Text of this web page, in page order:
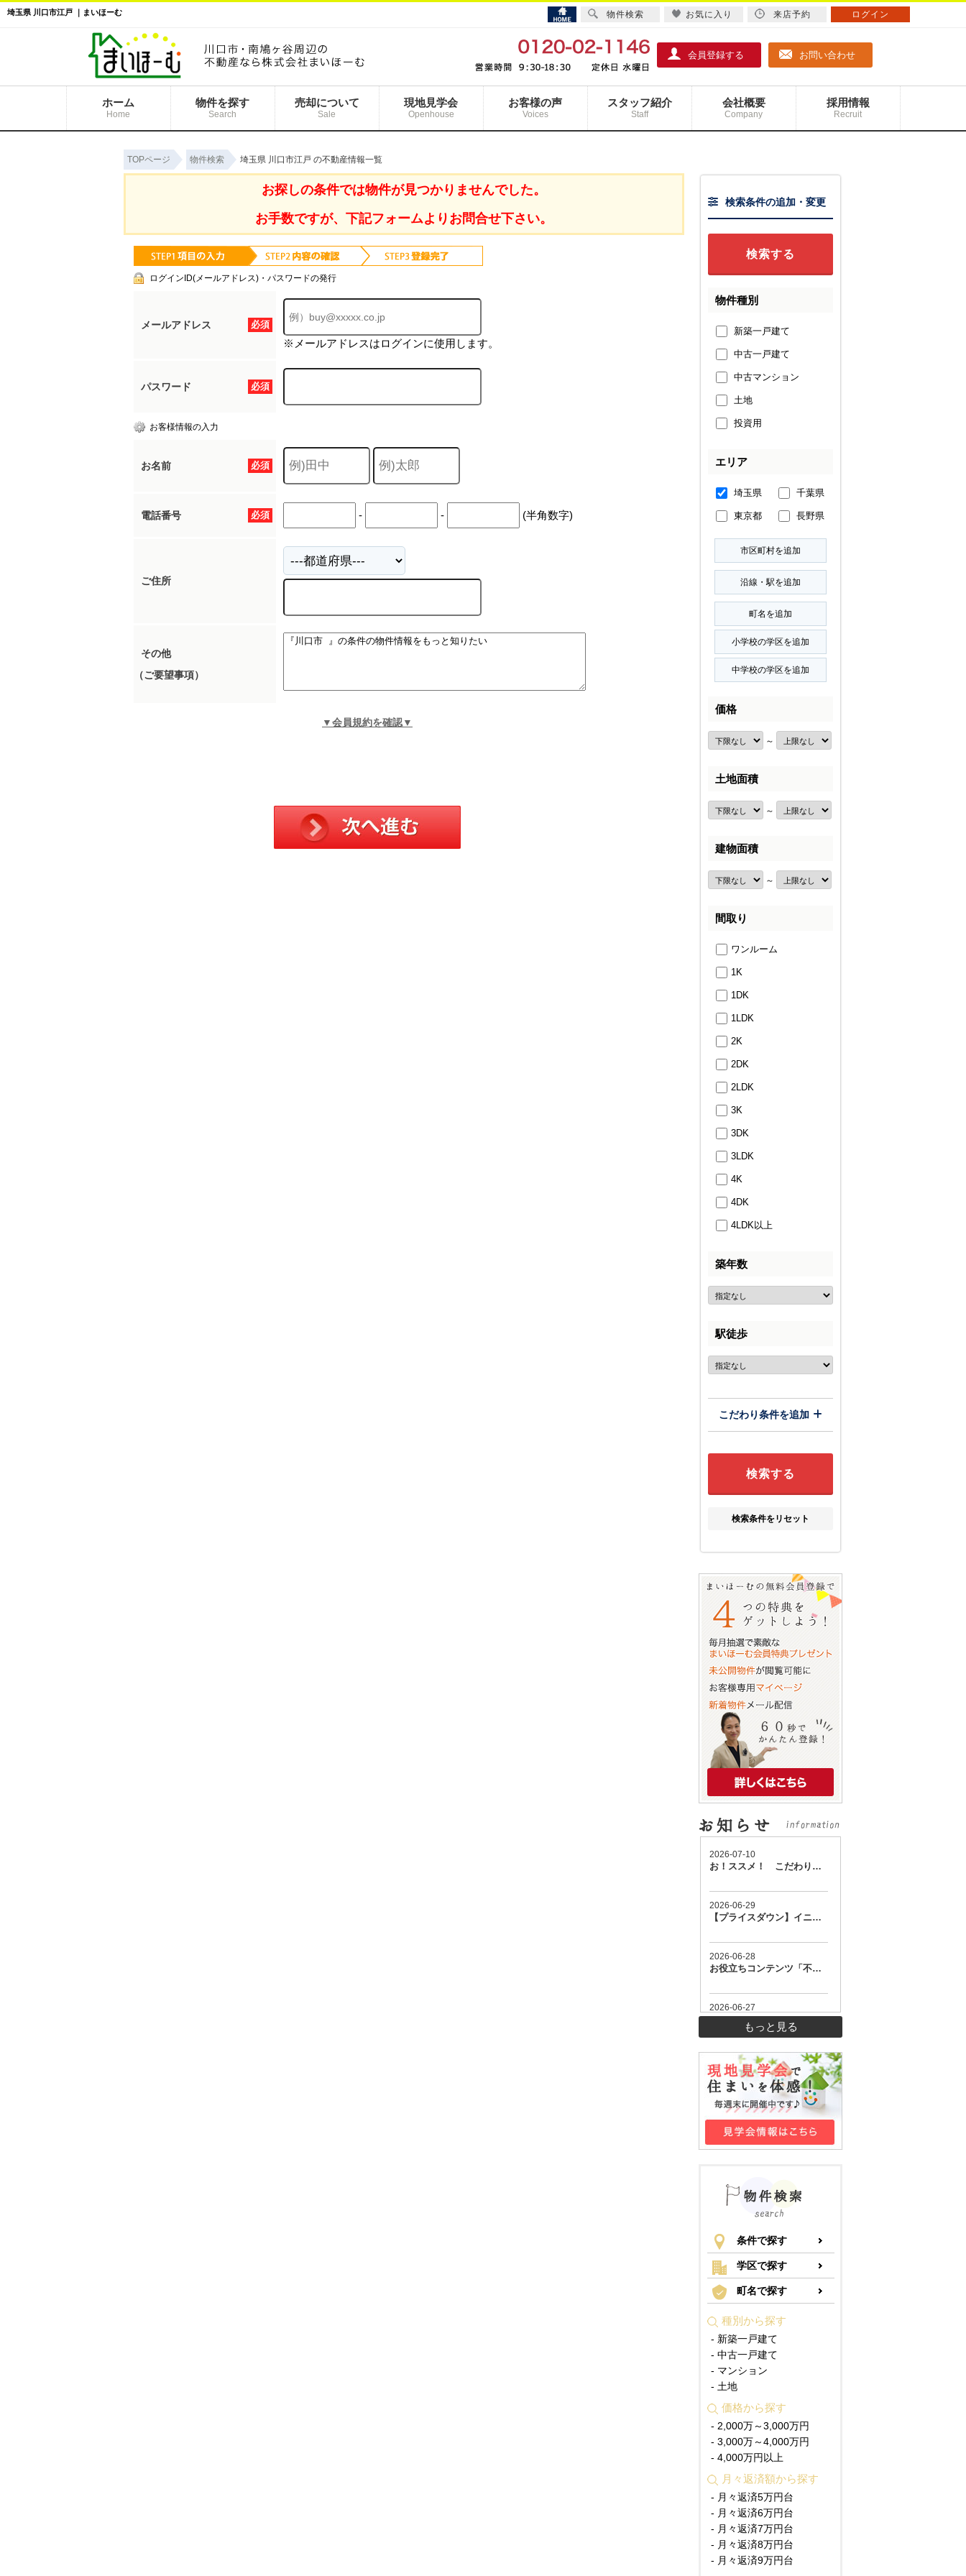
埼玉県 川口市江戸 ｜まいほーむ
会員登録する お問い合わせ
ホーム
Home
物件を探す
Search
売却について
Sale
現地見学会
Openhouse
お客様の声
Voices
スタッフ紹介
Staff
会社概要
Company
採用情報
Recruit
TOPページ 物件検索 埼玉県 川口市江戸 の不動産情報一覧
お探しの条件では物件が見つかりませんでした。
お手数ですが、下記フォームよりお問合せ下さい。
ログインID(メールアドレス)・パスワードの発行
必須
メールアドレス
※メールアドレスはログインに使用します。
必須
パスワード
お客様情報の入力
必須
お名前
必須
電話番号 - - (半角数字)
ご住所
その他
（ご要望事項）
▼会員規約を確認▼
検索条件の追加・変更
物件種別
新築一戸建て
中古一戸建て
中古マンション
土地
投資用
エリア
埼玉県 千葉県
東京都 長野県
価格
～
土地面積
～
建物面積
～
間取り
ワンルーム
1K
1DK
1LDK
2K
2DK
2LDK
3K
3DK
3LDK
4K
4DK
4LDK以上
築年数
駅徒歩
こだわり条件を追加
検索条件をリセット
もっと見る
条件で探す
学区で探す
町名で探す
種別から探す
- 新築一戸建て
- 中古一戸建て
- マンション
- 土地
価格から探す
- 2,000万～3,000万円
- 3,000万～4,000万円
- 4,000万円以上
月々返済額から探す
- 月々返済5万円台
- 月々返済6万円台
- 月々返済7万円台
- 月々返済8万円台
- 月々返済9万円台
物件検索 お気に入り 来店予約 ログイン